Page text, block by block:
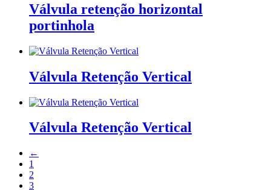
Válvula retenção horizontal
portinhola
Válvula Retenção Vertical
Válvula Retenção Vertical
←
1
2
3